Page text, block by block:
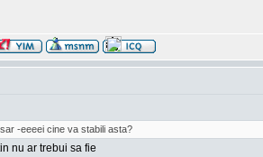
-eeeei cine va stabili asta?
nu ar trebui sa fie